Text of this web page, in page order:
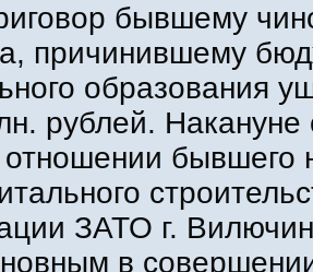
бывшему
причинившему
образования
рублей. Накануне
отношении бывшего
ЗАТО г.
в